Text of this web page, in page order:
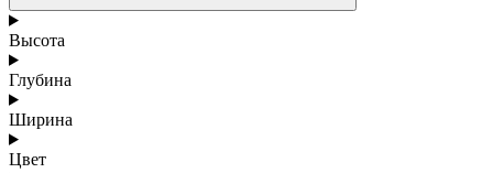
Высота
Глубина
Ширина
Цвет